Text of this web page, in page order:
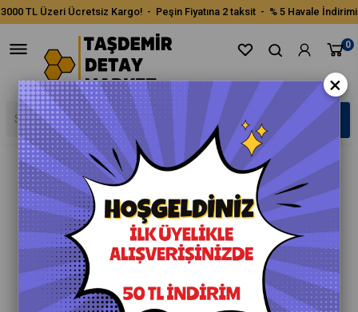
3000 TL Üzeri Ücretsiz Kargo! - Peşin Fiyatına 2 taksit - % 5 Havale İndirimi
0
×